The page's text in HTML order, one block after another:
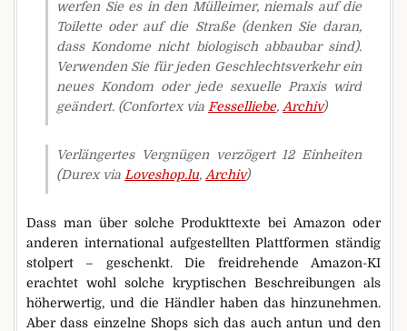
werfen Sie es in den Mülleimer, niemals auf die
Toilette oder auf die Straße (denken Sie daran,
dass Kondome nicht biologisch abbaubar sind).
Verwenden Sie für jeden Geschlechtsverkehr ein
neues Kondom oder jede sexuelle Praxis wird
geändert. (Confortex via Fesselliebe, Archiv)
Verlängertes Vergnügen verzögert 12 Einheiten
(Durex via Loveshop.lu, Archiv)
Dass man über solche Produkttexte bei Amazon oder
anderen international aufgestellten Plattformen ständig
stolpert – geschenkt. Die freidrehende Amazon-KI
erachtet wohl solche kryptischen Beschreibungen als
höherwertig, und die Händler haben das hinzunehmen.
Aber dass einzelne Shops sich das auch antun und den